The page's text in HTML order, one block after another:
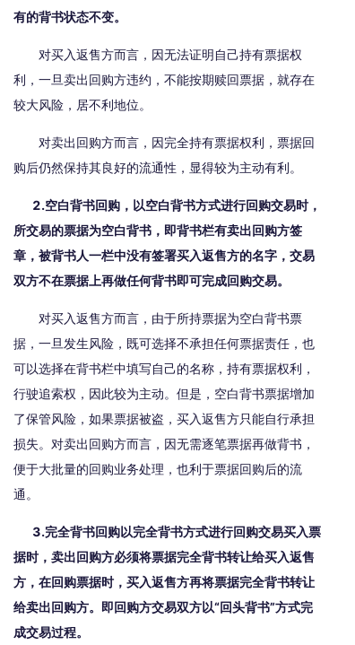
有的背书状态不变。
对买入返售方而言，因无法证明自己持有票据权
利，一旦卖出回购方违约，不能按期赎回票据，就存在
较大风险，居不利地位。
对卖出回购方而言，因完全持有票据权利，票据回
购后仍然保持其良好的流通性，显得较为主动有利。
2.空白背书回购，以空白背书方式进行回购交易时，
所交易的票据为空白背书，即背书栏有卖出回购方签
章，被背书人一栏中没有签署买入返售方的名字，交易
双方不在票据上再做任何背书即可完成回购交易。
对买入返售方而言，由于所持票据为空白背书票
据，一旦发生风险，既可选择不承担任何票据责任，也
可以选择在背书栏中填写自己的名称，持有票据权利，
行驶追索权，因此较为主动。但是，空白背书票据增加
了保管风险，如果票据被盗，买入返售方只能自行承担
损失。对卖出回购方而言，因无需逐笔票据再做背书，
便于大批量的回购业务处理，也利于票据回购后的流
通。
3.完全背书回购以完全背书方式进行回购交易买入票
据时，卖出回购方必须将票据完全背书转让给买入返售
方，在回购票据时，买入返售方再将票据完全背书转让
给卖出回购方。即回购方交易双方以“回头背书”方式完
成交易过程。